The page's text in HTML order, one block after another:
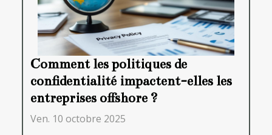
Comment les politiques de
confidentialité impactent-elles les
entreprises offshore ?
Ven. 10 octobre 2025